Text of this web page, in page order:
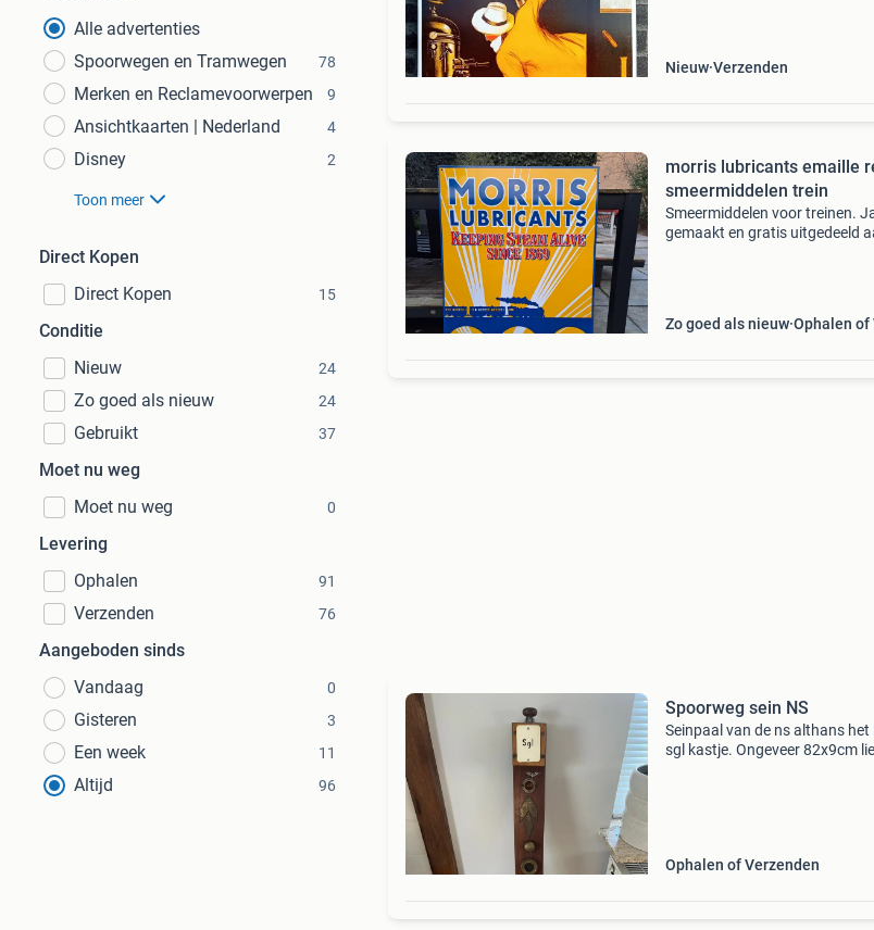
Alle advertenties
Spoorwegen en Tramwegen
78
Merken en Reclamevoorwerpen 9
Ansichtkaarten | Nederland 4
Disney 2
Toon meer
Direct Kopen
Direct Kopen
15
Conditie
Nieuw
24
Zo goed als nieuw 24
Gebruikt 37
Moet nu weg
Moet nu weg
0
Levering
Ophalen
91
Verzenden 76
Aangeboden sinds
Vandaag
0
Gisteren 3
Een week 11
Altijd 96
Nieuw Verzenden
morris lubricants emaille
smeermiddelen trein
Smeermiddelen voor treinen.
gemaakt en gratis uitgedeeld
Zo goed als nieuw Ophalen of
Spoorweg sein NS
Seinpaal van de ns althans het
sgl kastje. Ongeveer 82x9cm
Ophalen of Verzenden